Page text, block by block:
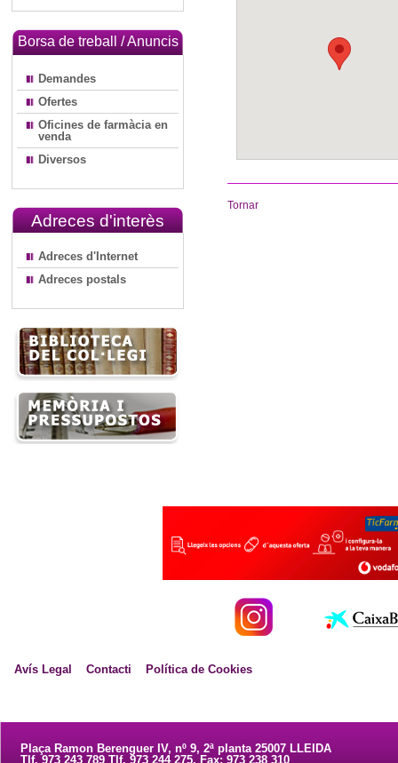
Borsa de treball / Anuncis
Demandes
Ofertes
Oficines de farmàcia en
venda
Diversos
Adreces d'interès
Adreces d'Internet
Adreces postals
Tornar
Avís Legal Contacti Política de Cookies
Plaça Ramon Berenguer IV, nº 9, 2ª planta 25007 LLEIDA
Tlf. 973 243 789 Tlf. 973 244 275. Fax: 973 238 310